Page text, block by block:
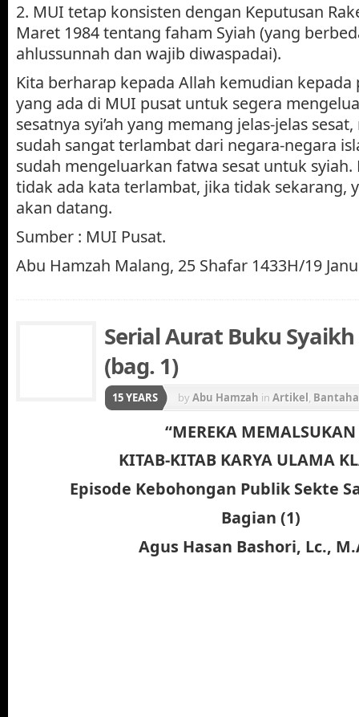
2. MUI tetap konsisten dengan Keputusan
Maret 1984 tentang faham Syiah (yang
ahlussunnah dan wajib diwaspadai).
Kita berharap kepada Allah kemudian kepada
yang ada di MUI pusat untuk segera
sesatnya syi’ah yang memang jelas-jelas
sudah sangat terlambat dari negara-negara
sudah mengeluarkan fatwa sesat untuk syiah.
tidak ada kata terlambat, jika tidak sekarang,
akan datang.
Sumber : MUI Pusat.
Abu Hamzah Malang, 25 Shafar 1433H/19
Serial Aurat Buku
(bag. 1)
15 YEARS byAbu Hamzah in Artikel,
“MEREKA MEMALSUKAN
KITAB-KITAB KARYA ULAMA
Episode Kebohongan Publik Sekte
Bagian (1)
Agus Hasan Bashori, Lc.,